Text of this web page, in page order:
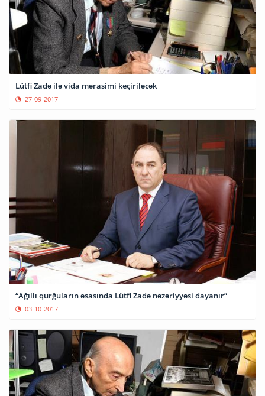
Lütfi Zadə ilə vida mərasimi keçiriləcək
27-09-2017
“Ağıllı qurğuların əsasında Lütfi Zadə nəzəriyyəsi dayanır”
03-10-2017